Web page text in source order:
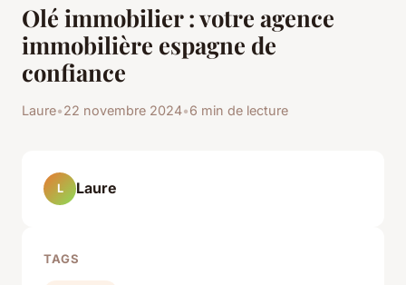
Olé immobilier : votre agence
immobilière espagne de
confiance
Laure•22 novembre 2024•6 min de lecture
L Laure
TAGS